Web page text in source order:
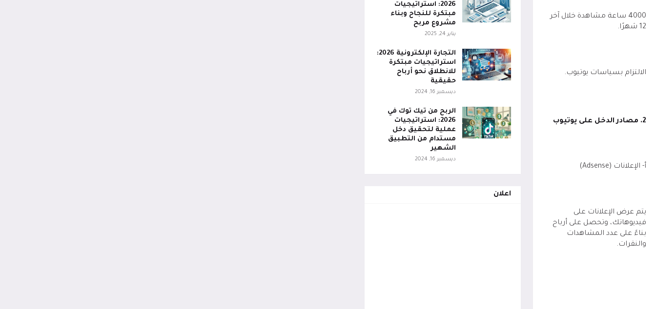
4000 ساعة مشاهدة خلال آخر
12 شهرًا.
الالتزام بسياسات يوتيوب.
2. مصادر الدخل على يوتيوب
أ- الإعلانات (Adsense)
يتم عرض الإعلانات على
فيديوهاتك، وتحصل على أرباح
بناءً على عدد المشاهدات
والنقرات.
2026: استراتيجيات
مبتكرة للنجاح وبناء
مشروع مربح
يناير 24, 2025
التجارة الإلكترونية 2026:
استراتيجيات مبتكرة
للانطلاق نحو أرباح
حقيقية
ديسمبر 16, 2024
الربح من تيك توك في
2026: استراتيجيات
عملية لتحقيق دخل
مستدام من التطبيق
الشهير
ديسمبر 16, 2024
اعلان